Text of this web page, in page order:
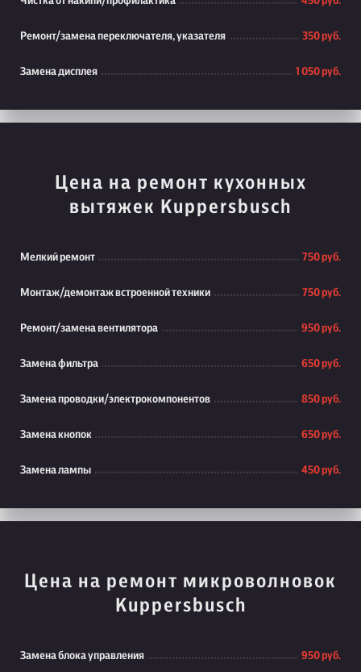
Ремонт/замена переключателя, указателя 350 руб.
Замена дисплея 1 050 руб.
Цена на ремонт кухонных
вытяжек Kuppersbusch
Мелкий ремонт 750 руб.
Монтаж/демонтаж встроенной техники 750 руб.
Ремонт/замена вентилятора 950 руб.
Замена фильтра 650 руб.
Замена проводки/электрокомпонентов 850 руб.
Замена кнопок 650 руб.
Замена лампы 450 руб.
Цена на ремонт микроволновок
Kuppersbusch
Замена блока управления 950 руб.